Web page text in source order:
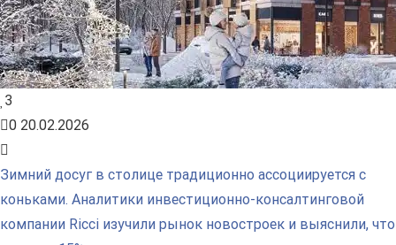
3
0 20.02.2026
Зимний досуг в столице традиционно ассоциируется с
коньками. Аналитики инвестиционно-консалтинговой
компании Ricci изучили рынок новостроек и выяснили, что